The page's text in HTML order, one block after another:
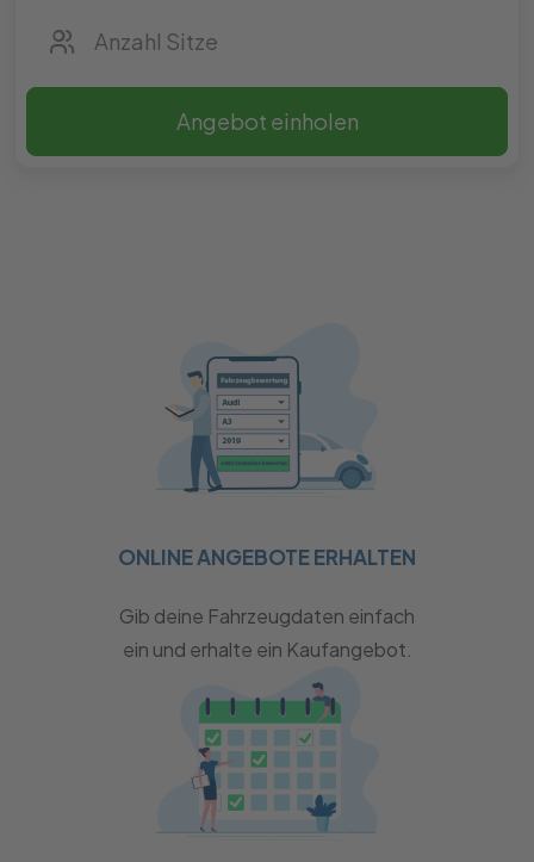
Angebot einholen
ONLINE ANGEBOTE ERHALTEN
Gib deine Fahrzeugdaten einfach
ein und erhalte ein Kaufangebot.